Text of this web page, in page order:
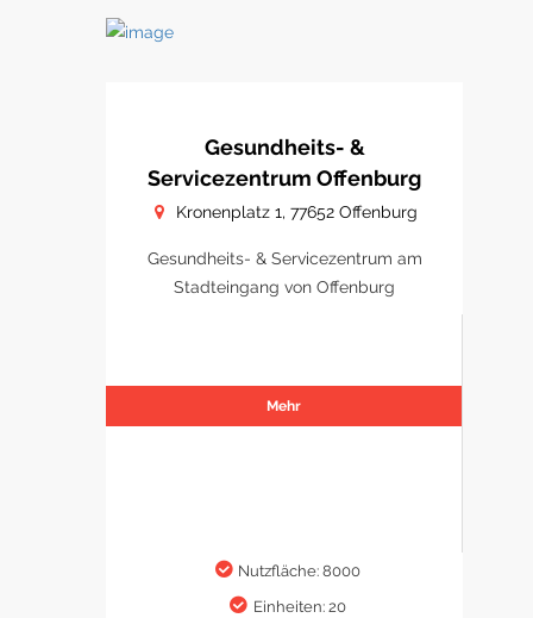
Gesundheits- &
Servicezentrum Offenburg
Kronenplatz 1, 77652 Offenburg
Gesundheits- & Servicezentrum am
Stadteingang von Offenburg
Mehr
Nutzfläche: 8000
Einheiten: 20